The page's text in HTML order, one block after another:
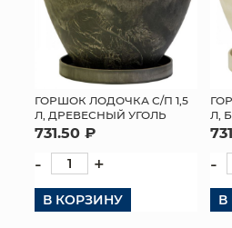
ГОРШОК ЛОДОЧКА С/П 1,5
Л, ДРЕВЕСНЫЙ УГОЛЬ
731.50 ₽
- +
В КОРЗИНУ
Л,
-
В